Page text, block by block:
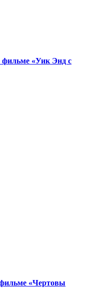
фильме «Уик Энд с
«Чертовы